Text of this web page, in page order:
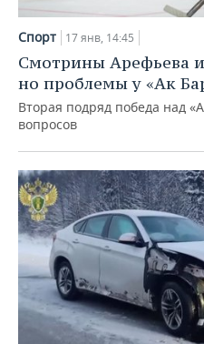
НЕФТЕХИМИЯ
НЕФТЬ
ОПК
ЭНЕРГЕТИКА
РОЗНИЧНАЯ ТОРГОВЛЯ
ТРАНСПОРТ
УСЛУГИ
НОВОСТИ ТЕХНОЛОГИЙ
МЕДИА
МЕРОПРИЯТИЯ
НОВОСТИ МЕРОПРИЯТИЙ
ВЫЕЗДНАЯ РЕДАКЦИЯ
ONLINE-КОНФЕРЕНЦИИ
ОТКРЫТАЯ ЛЕКЦИЯ
СПОРТ
НОВОСТИ СПОРТА
ХОККЕЙ
БАСКЕТБОЛ
ВОЛЕЙБОЛ
КИБЕРСПОРТ
ОБЩЕСТВО
ВЛАСТЬ
ИНФРАСТРУКТУРА
ИСТОРИЯ
КУЛЬТУРА
СЮЖЕТЫ
СПРАВОЧНИК
СПИСОК ПЕРСОН
СПИСОК КОМПАНИЙ
ПОЛНАЯ ВЕРСИЯ
Спорт 17 янв, 14:45
Смотрины Арефьева
но проблемы у «Ак
Вторая подряд победа над
вопросов